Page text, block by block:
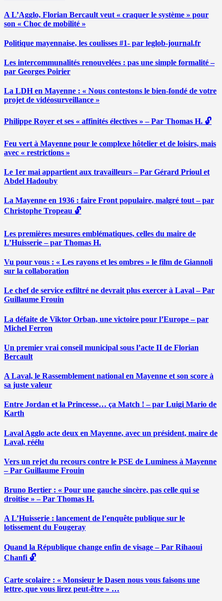
A L’Agglo, Florian Bercault veut « craquer le système » pour
son « Choc de mobilité »
Politique mayennaise, les coulisses #1- par leglob-journal.fr
Les intercommunalités renouvelées : pas une simple formalité –
par Georges Poirier
La LDH en Mayenne : « Nous contestons le bien-fondé de votre
projet de vidéosurveillance »
Philippe Royer et ses « affinités électives » – Par Thomas H. 🔓
Feu vert à Mayenne pour le complexe hôtelier et de loisirs, mais
avec « restrictions »
Le 1er mai appartient aux travailleurs – Par Gérard Prioul et
Abdel Hadouby
La Mayenne en 1936 : faire Front populaire, malgré tout – par
Christophe Tropeau 🔓
Les premières mesures emblématiques, celles du maire de
L’Huisserie – par Thomas H.
Vu pour vous : « Les rayons et les ombres » le film de Giannoli
sur la collaboration
Le chef de service exfiltré ne devrait plus exercer à Laval – Par
Guillaume Frouin
La défaite de Viktor Orban, une victoire pour l’Europe – par
Michel Ferron
Un premier vrai conseil municipal sous l’acte II de Florian
Bercault
A Laval, le Rassemblement national en Mayenne et son score à
sa juste valeur
Entre Jordan et la Princesse… ça Match ! – par Luigi Mario de
Karth
Laval Agglo acte deux en Mayenne, avec un président, maire de
Laval, réélu
Vers un rejet du recours contre le PSE de Luminess à Mayenne
– Par Guillaume Frouin
Bruno Bertier : « Pour une gauche sincère, pas celle qui se
droitise » – Par Thomas H.
A L’Huisserie : lancement de l’enquête publique sur le
lotissement du Fougeray
Quand la République change enfin de visage – Par Rihaoui
Chanfi 🔓
Carte scolaire : « Monsieur le Dasen nous vous faisons une
lettre, que vous lirez peut-être » …